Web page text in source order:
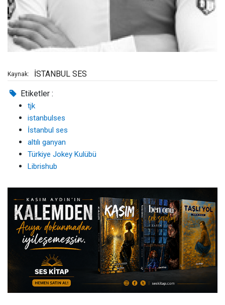
Kaynak: İSTANBUL SES
Etiketler :
tjk
istanbulses
İstanbul ses
altılı ganyan
Türkiye Jokey Kulübü
Librishub